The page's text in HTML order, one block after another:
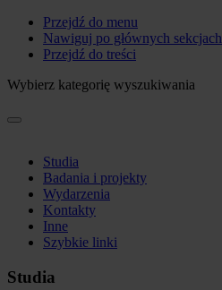
Przejdź do menu
Nawiguj po głównych sekcjach
Przejdź do treści
Wybierz kategorię wyszukiwania
Studia
Badania i projekty
Wydarzenia
Kontakty
Inne
Szybkie linki
Studia